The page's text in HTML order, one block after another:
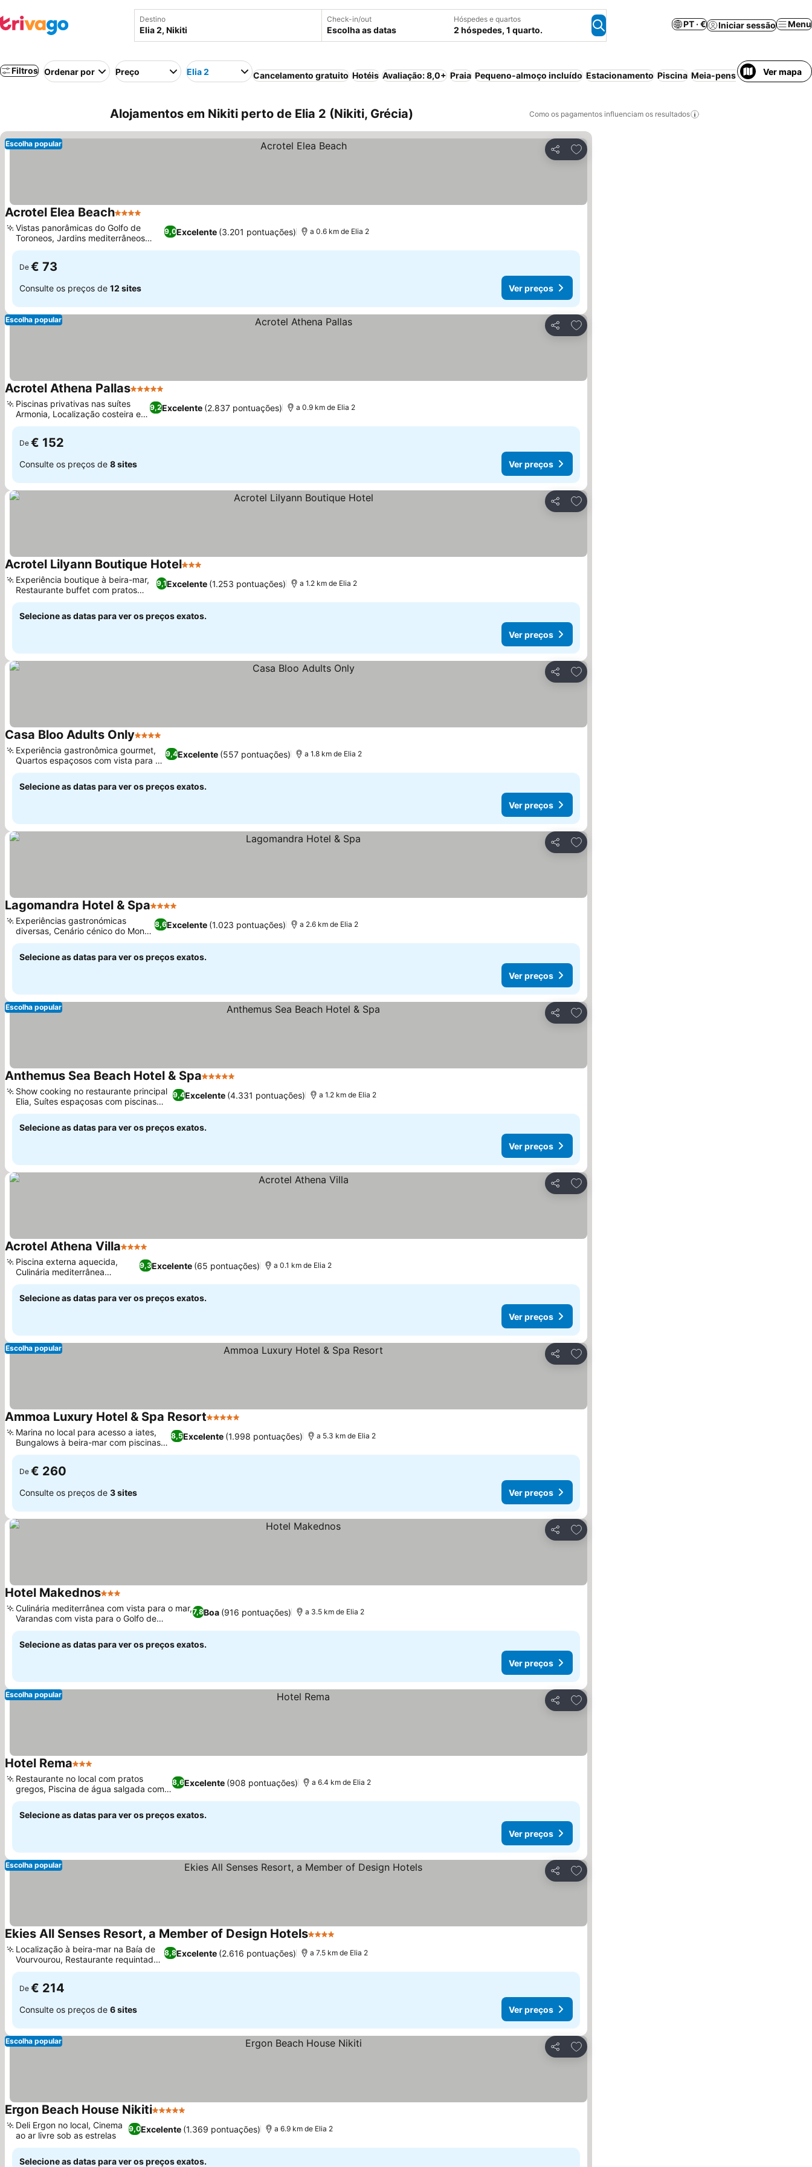
Destino Check-in/out
Escolha as datas
Hóspedes e quartos
2 hóspedes, 1 quarto.
PT · € Iniciar sessão Menu
Filtros Ordenar por Preço Elia 2 Cancelamento gratuito Hotéis Avaliação: 8,0+ Praia Pequeno-almoço incluído Estacionamento Piscina Meia-pensão Aparthotel
Ver mapa
Alojamentos em Nikiti perto de Elia 2 (Nikiti, Grécia) Como os pagamentos influenciam os resultados
Partilhar
Adicionar aos favoritos
Escolha popular
Acrotel Elea Beach4 Estrelas
9,0Excelente (3.201 pontuações)
Vistas panorâmicas do Golfo de
Toroneos, Jardins mediterrâneos
exuberantes
a 0.6 km de Elia 2
De € 73
Consulte os preços de 12 sites Ver preços
Partilhar
Adicionar aos favoritos
Escolha popular
Acrotel Athena Pallas5 Estrelas
9,2Excelente (2.837 pontuações)
Piscinas privativas nas suítes
Armonia, Localização costeira em
Elia
a 0.9 km de Elia 2
De € 152
Consulte os preços de 8 sites Ver preços
Partilhar
Adicionar aos favoritos
Acrotel Lilyann Boutique Hotel3 Estrelas
9,1Excelente (1.253 pontuações)
Experiência boutique à beira-mar,
Restaurante buffet com pratos
locais
a 1.2 km de Elia 2
Selecione as datas para ver os preços exatos.
Ver preços
Partilhar
Adicionar aos favoritos
Casa Bloo Adults Only4 Estrelas
9,4Excelente (557 pontuações)
Experiência gastronômica gourmet,
Quartos espaçosos com vista para o
mar
a 1.8 km de Elia 2
Selecione as datas para ver os preços exatos.
Ver preços
Partilhar
Adicionar aos favoritos
Lagomandra Hotel & Spa4 Estrelas
8,6Excelente (1.023 pontuações)
Experiências gastronómicas
diversas, Cenário cénico do Monte
Itamos
a 2.6 km de Elia 2
Selecione as datas para ver os preços exatos.
Ver preços
Partilhar
Adicionar aos favoritos
Escolha popular
Anthemus Sea Beach Hotel & Spa5 Estrelas
9,4Excelente (4.331 pontuações)
Show cooking no restaurante principal
Elia, Suítes espaçosas com piscinas
privativas
a 1.2 km de Elia 2
Selecione as datas para ver os preços exatos.
Ver preços
Partilhar
Adicionar aos favoritos
Acrotel Athena Villa4 Estrelas
9,3Excelente (65 pontuações)
Piscina externa aquecida,
Culinária mediterrânea
gourmet
a 0.1 km de Elia 2
Selecione as datas para ver os preços exatos.
Ver preços
Partilhar
Adicionar aos favoritos
Escolha popular
Ammoa Luxury Hotel & Spa Resort5 Estrelas
8,5Excelente (1.998 pontuações)
Marina no local para acesso a iates,
Bungalows à beira-mar com piscinas
privativas
a 5.3 km de Elia 2
De € 260
Consulte os preços de 3 sites Ver preços
Partilhar
Adicionar aos favoritos
Hotel Makednos3 Estrelas
7,8Boa (916 pontuações)
Culinária mediterrânea com vista para o mar,
Varandas com vista para o Golfo de
Toroneos
a 3.5 km de Elia 2
Selecione as datas para ver os preços exatos.
Ver preços
Partilhar
Adicionar aos favoritos
Escolha popular
Hotel Rema3 Estrelas
8,6Excelente (908 pontuações)
Restaurante no local com pratos
gregos, Piscina de água salgada com
salva-vidas
a 6.4 km de Elia 2
Selecione as datas para ver os preços exatos.
Ver preços
Partilhar
Adicionar aos favoritos
Escolha popular
Ekies All Senses Resort, a Member of Design Hotels4 Estrelas
8,8Excelente (2.616 pontuações)
Localização à beira-mar na Baía de
Vourvourou, Restaurante requintado
Bubo
a 7.5 km de Elia 2
De € 214
Consulte os preços de 6 sites Ver preços
Partilhar
Adicionar aos favoritos
Escolha popular
Ergon Beach House Nikiti5 Estrelas
9,0Excelente (1.369 pontuações)
Deli Ergon no local, Cinema
ao ar livre sob as estrelas
a 6.9 km de Elia 2
Selecione as datas para ver os preços exatos.